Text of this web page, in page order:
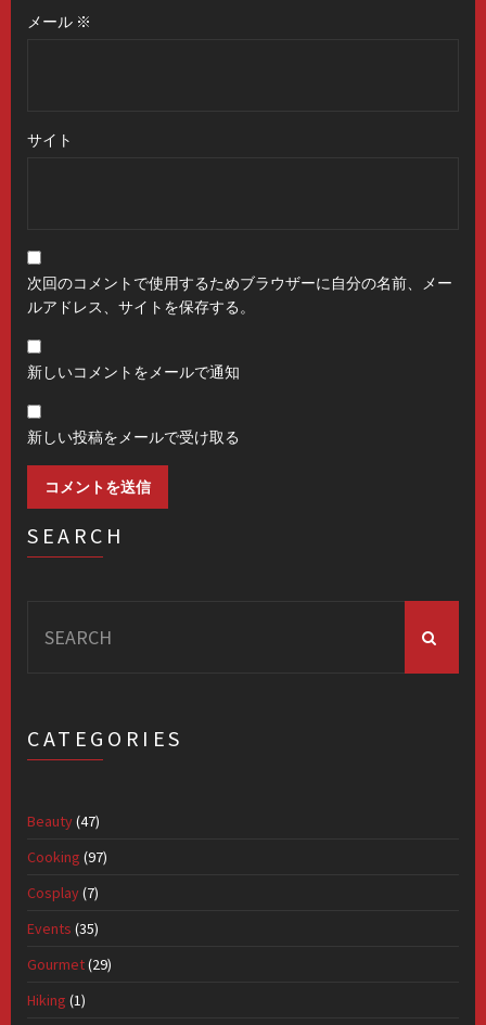
メール ※
サイト
次回のコメントで使用するためブラウザーに自分の名前、メー
ルアドレス、サイトを保存する。
新しいコメントをメールで通知
新しい投稿をメールで受け取る
SEARCH
for:
CATEGORIES
Beauty(47)
Cooking (97)
Cosplay(7)
Events (35)
Gourmet(29)
Hiking (1)